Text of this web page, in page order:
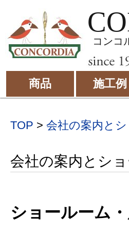
コンコ
商品 施工例
TOP > 会社の案内と
会社の案内とシ
ショールーム